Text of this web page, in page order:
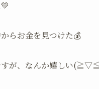
らお金を見つけた💰
すが、なんか嬉しい